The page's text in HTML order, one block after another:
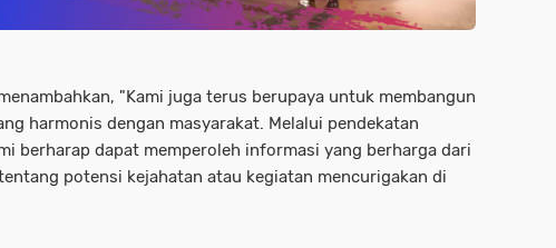
"Kami juga terus berupaya untuk membangun
harmonis dengan masyarakat. Melalui pendekatan
berharap dapat memperoleh informasi yang berharga dari
potensi kejahatan atau kegiatan mencurigakan di